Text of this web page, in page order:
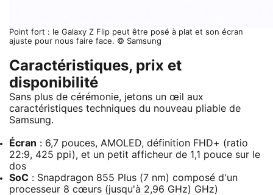
Point fort : le Galaxy Z Flip peut être posé à plat et son écran
ajuste pour nous faire face. © Samsung
Caractéristiques, prix et
disponibilité
Sans plus de cérémonie, jetons un œil aux
caractéristiques techniques du nouveau pliable de
Samsung.
Écran : 6,7 pouces, AMOLED, définition FHD+ (ratio
22:9, 425 ppi), et un petit afficheur de 1,1 pouce sur le
dos
SoC : Snapdragon 855 Plus (7 nm) composé d'un
processeur 8 cœurs (jusqu'à 2,96 GHz) GHz)